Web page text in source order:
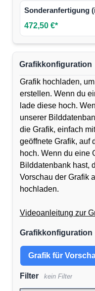
Sonderanfertigung
472,50 €*
Grafikkonfiguration
Grafik hochladen,
erstellen. Wenn du
lade diese hoch.
unserer
die Grafik, einfach
geöffnete Grafik, auf
hoch. Wenn du eine
Bilddatenbank hast,
Vorschau der Grafik
hochladen.
Videoanleitung zur
Grafikkonfiguration
Grafik für
Filter kein Filter